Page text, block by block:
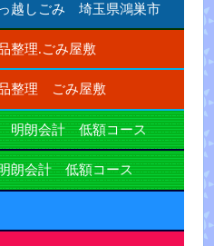
しごみ 埼玉県鴻巣市
整理.ごみ屋敷
整理 ごみ屋敷
明朗会計 低額コース
朗会計 低額コース